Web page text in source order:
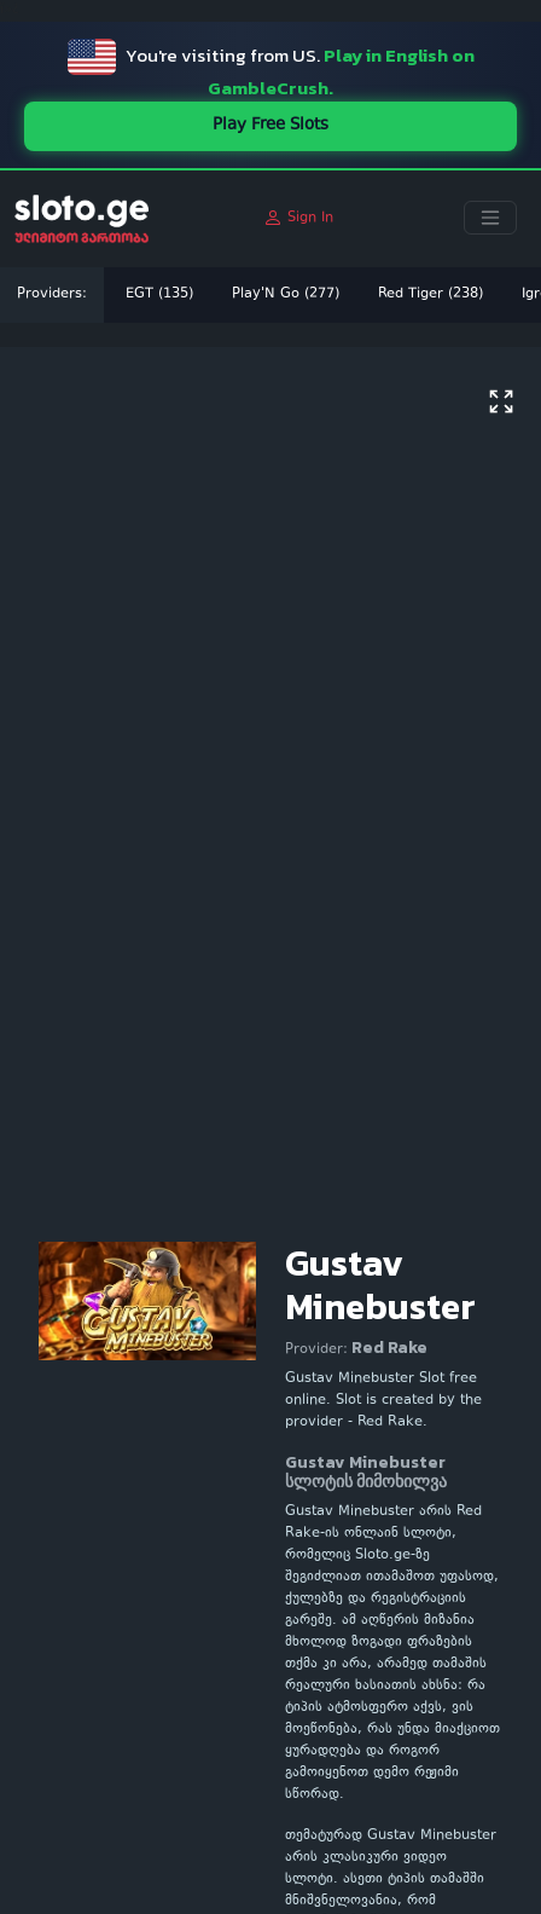
You're visiting from US.Play in English on
GambleCrush.
Play Free Slots
Sign In
Providers: EGT (135) Play'N Go (277) Red Tiger (238)
Gustav
Minebuster
Provider: Red Rake
Gustav Minebuster Slot free
online. Slot is created by the
provider - Red Rake.
Gustav Minebuster
სლოტის მიმოხილვა
Gustav Minebuster არის Red
Rake-ის ონლაინ სლოტი,
რომელიც Sloto.ge-ზე
შეგიძლიათ ითამაშოთ უფასოდ,
ქულებზე და რეგისტრაციის
გარეშე. ამ აღწერის მიზანია
მხოლოდ ზოგადი ფრაზების
თქმა კი არა, არამედ თამაშის
რეალური ხასიათის ახსნა: რა
ტიპის ატმოსფერო აქვს, ვის
მოეწონება, რას უნდა მიაქციოთ
ყურადღება და როგორ
გამოიყენოთ დემო რეჟიმი
სწორად.
თემატურად Gustav Minebuster
არის კლასიკური ვიდეო
სლოტი. ასეთი ტიპის თამაშში
მნიშვნელოვანია, რომ